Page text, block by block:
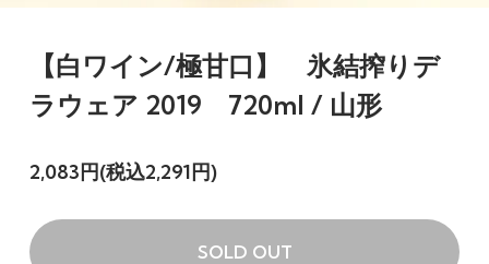
【白ワイン/極甘口】 氷結搾りデ
ラウェア 2019 720ml / 山形
2,083円(税込2,291円)
SOLD OUT